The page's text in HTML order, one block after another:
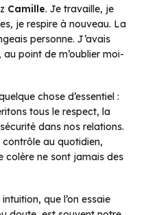
Camille. Je travaille, je
je respire à nouveau. La
personne. J’avais
point de m’oublier moi-
chose d’essentiel :
tous le respect, la
dans nos relations.
au quotidien,
colère ne sont jamais des
que l’on essaie